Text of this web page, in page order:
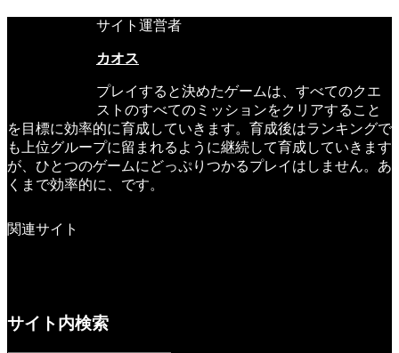
サイト運営者
カオス
プレイすると決めたゲームは、すべてのクエ
ストのすべてのミッションをクリアすること
を目標に効率的に育成していきます。育成後はランキングで
も上位グループに留まれるように継続して育成していきます
が、ひとつのゲームにどっぷりつかるプレイはしません。あ
くまで効率的に、です。
関連サイト
サイト内検索